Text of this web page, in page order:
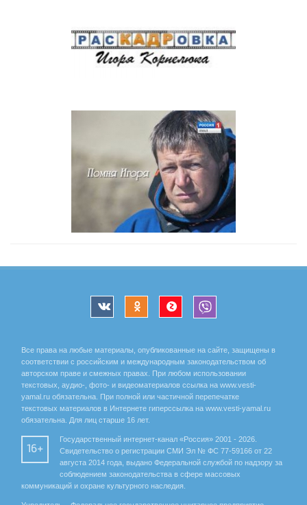
Все права на любые материалы, опубликованные на сайте, защищены в
соответствии с российским и международным законодательством об
авторском праве и смежных правах. При любом использовании
текстовых, аудио-, фото- и видеоматериалов ссылка на www.vesti-
yamal.ru обязательна. При полной или частичной перепечатке
текстовых материалов в Интернете гиперссылка на www.vesti-yamal.ru
обязательна. Для лиц старше 16 лет.
16+
Государственный интернет-канал «Россия» 2001 - 2026.
Свидетельство о регистрации СМИ Эл № ФС 77-59166 от 22
августа 2014 года, выдано Федеральной службой по надзору за
соблюдением законодательства в сфере массовых
коммуникаций и охране культурного наследия.